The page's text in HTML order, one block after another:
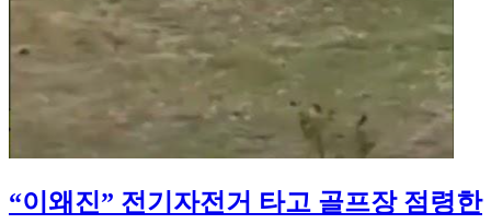
“이왜진” 전기자전거 타고 골프장 점령한